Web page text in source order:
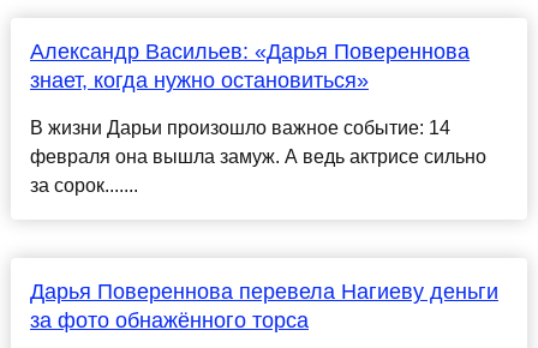
Александр Васильев: «Дарья Повереннова
знает, когда нужно остановиться»
В жизни Дарьи произошло важное событие: 14
февраля она вышла замуж. А ведь актрисе сильно
за сорок.......
Дарья Повереннова перевела Нагиеву деньги
за фото обнажённого торса